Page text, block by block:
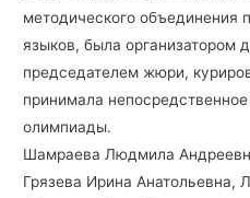
методического объединения
языков, была организатором
председателем жюри,
принимала
олимпиады.
Шамраева Людмила
Грязева Ирина Анатольевна,